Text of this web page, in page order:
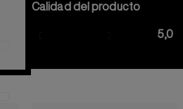
Calidad del producto
5,0